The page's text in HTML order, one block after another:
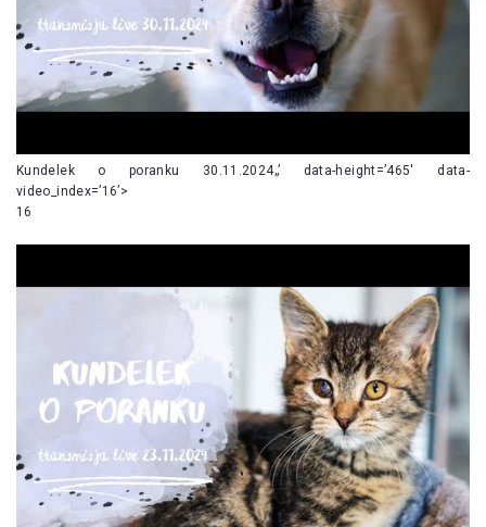
Kundelek o poranku 30.11.2024„’ data-height=’465′ data-
video_index=’16’>
16